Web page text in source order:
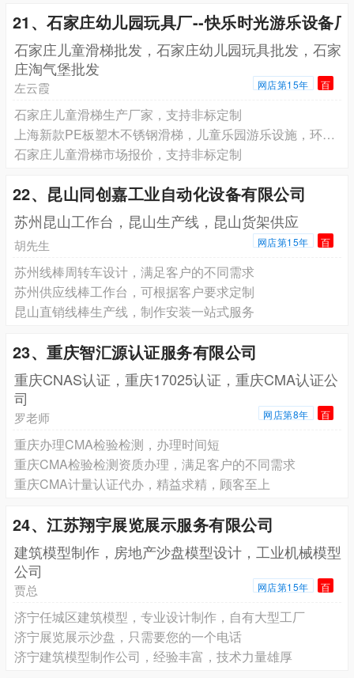
21、石家庄幼儿园玩具厂--快乐时光游乐设备厂
石家庄儿童滑梯批发，石家庄幼儿园玩具批发，石家
庄淘气堡批发
左云霞 网店第15年 百
石家庄儿童滑梯生产厂家，支持非标定制
上海新款PE板塑木不锈钢滑梯，儿童乐园游乐设施，环保无毒害
石家庄儿童滑梯市场报价，支持非标定制
22、昆山同创嘉工业自动化设备有限公司
苏州昆山工作台，昆山生产线，昆山货架供应
胡先生 网店第15年 百
苏州线棒周转车设计，满足客户的不同需求
苏州供应线棒工作台，可根据客户要求定制
昆山直销线棒生产线，制作安装一站式服务
23、重庆智汇源认证服务有限公司
重庆CNAS认证，重庆17025认证，重庆CMA认证公
司
罗老师 网店第8年 百
重庆办理CMA检验检测，办理时间短
重庆CMA检验检测资质办理，满足客户的不同需求
重庆CMA计量认证代办，精益求精，顾客至上
24、江苏翔宇展览展示服务有限公司
建筑模型制作，房地产沙盘模型设计，工业机械模型
公司
贾总 网店第15年 百
济宁任城区建筑模型，专业设计制作，自有大型工厂
济宁展览展示沙盘，只需要您的一个电话
济宁建筑模型制作公司，经验丰富，技术力量雄厚